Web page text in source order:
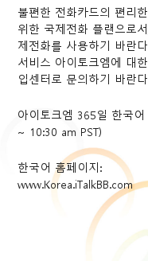
불편한 전화카드의 편리
위한 국제전화 플랜으로
제전화를 사용하기 바란
서비스 아이토크엠에 대
입센터로 문의하기 바란
아이토크엠 365일 한국
~ 10:30 am PST)
한국어 홈페이지:
www.Korea.iTalkBB.com